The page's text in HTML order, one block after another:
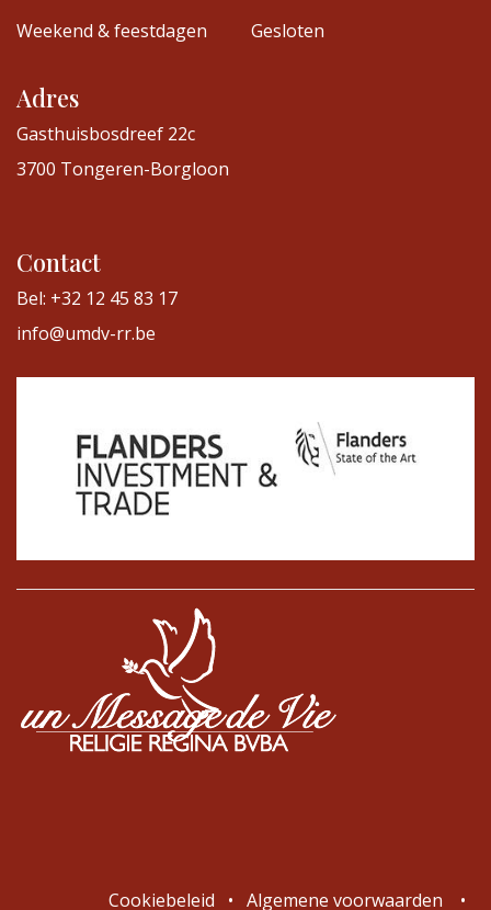
Weekend & feestdagen
Gesloten
Adres
Gasthuisbosdreef 22c
3700 Tongeren-Borgloon
Contact
Bel: +32 12 45 83 17
info@umdv-rr.be
Cookiebeleid • Algemene voorwaarden •